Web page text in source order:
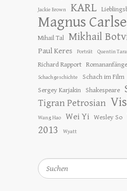
Jackie Brown KARL
Magnus
Mihail Tal Mikhail
Paul Keres Porträt Quentin
Richard Rapport Romananfänge
Schachgeschichte Schach im Film
Sergey Karjakin
Shakespeare
Tigran Petrosian
Wang Hao Wei Yi Wesley So
2013
Wyatt
Suchen